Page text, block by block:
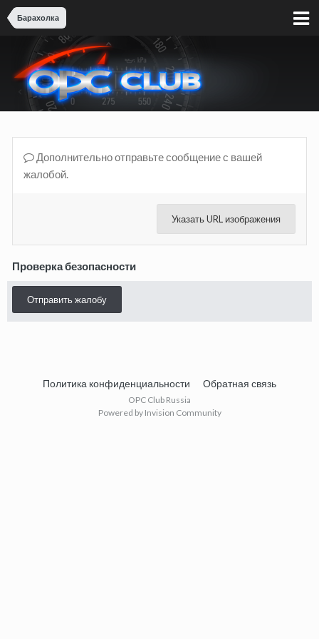
Барахолка
Дополнительно отправьте сообщение с вашей
жалобой.
Указать URL изображения
Проверка безопасности
Отправить жалобу
Политика конфиденциальности Обратная связь
OPC Club Russia
Powered by Invision Community